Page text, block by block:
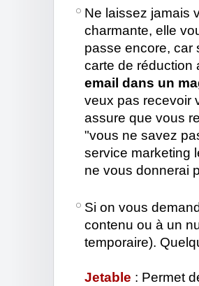
Ne laissez jamais
charmante, elle
passe encore, car
carte de
email dans un
veux pas recevoir
assure que vous
"vous ne savez
service marketing
ne vous donnerai
Si on vous
contenu ou à un
temporaire).
Jetable : Permet